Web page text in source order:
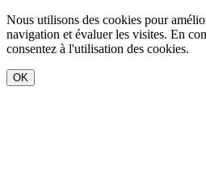
Nous utilisons des cookies pour
navigation et évaluer les visites. En
consentez à l'utilisation des cookies.
OK